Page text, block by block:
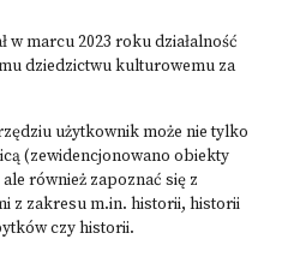
marcu 2023 roku działalność
dziedzictwu kulturowemu za
użytkownik może nie tylko
(zewidencjonowano obiekty
również zapoznać się z
z zakresu m.in. historii, historii
czy historii.